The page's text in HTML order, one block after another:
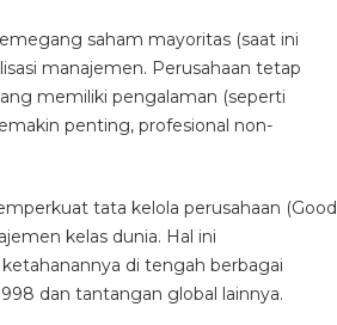
saham mayoritas (saat ini
manajemen. Perusahaan tetap
memiliki pengalaman (seperti
penting, profesional non-
tata kelola perusahaan (Good
kelas dunia. Hal ini
di tengah berbagai
dan tantangan global lainnya.